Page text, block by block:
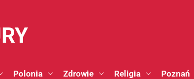
Polonia Zdrowie Religia Poznań